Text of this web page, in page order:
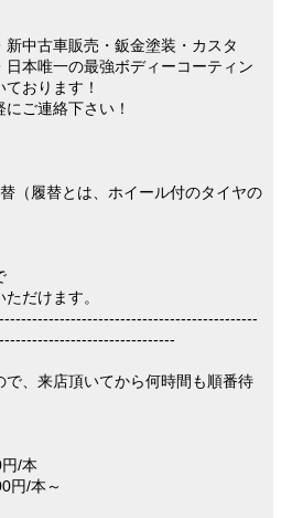
中古車販売・鈑金塗装・カスタ
本唯一の最強ボディーコーティン
おります！
ご連絡下さい！
（履替とは、ホイール付のタイヤの
だけます。
、来店頂いてから何時間も順番待
/本
円/本～